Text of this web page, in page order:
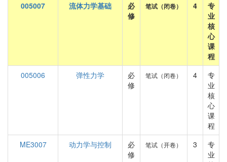
005007
流体力学基础
必
修
笔试（闭卷） 4
专
业
核
心
课
程
005006
弹性力学
必
修
笔试（闭卷） 4
专
业
核
心
课
程
ME3007
动力学与控制
必
修
笔试（开卷） 3
专
业